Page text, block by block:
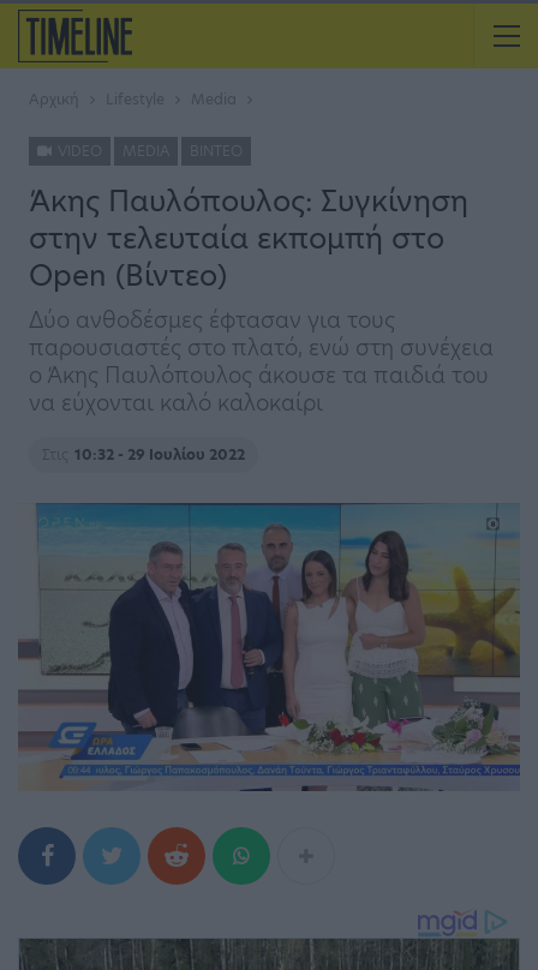
Αρχική Lifestyle Media
MEDIA ΒΊΝΤΕΟ
Άκης Παυλόπουλος: Συγκίνηση
στην τελευταία εκπομπή στο
Open (Βίντεο)
Δύο ανθοδέσμες έφτασαν για τους
παρουσιαστές στο πλατό, ενώ στη συνέχεια
ο Άκης Παυλόπουλος άκουσε τα παιδιά του
να εύχονται καλό καλοκαίρι
Στις 10:32 - 29 Ιουλίου 2022